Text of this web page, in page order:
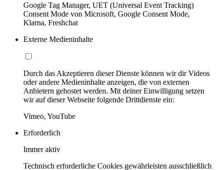
Google Tag Manager, UET (Universal Event Tracking)
Consent Mode von Microsoft, Google Consent Mode,
Klarna, Freshchat
Externe Medieninhalte
Durch das Akzeptieren dieser Dienste können wir dir Videos
oder andere Medieninhalte anzeigen, die von externen
Anbietern gehostet werden. Mit deiner Einwilligung setzen
wir auf dieser Webseite folgende Drittdienste ein:
Vimeo, YouTube
Erforderlich
Immer aktiv
Technisch erforderliche Cookies gewährleisten ausschließlich